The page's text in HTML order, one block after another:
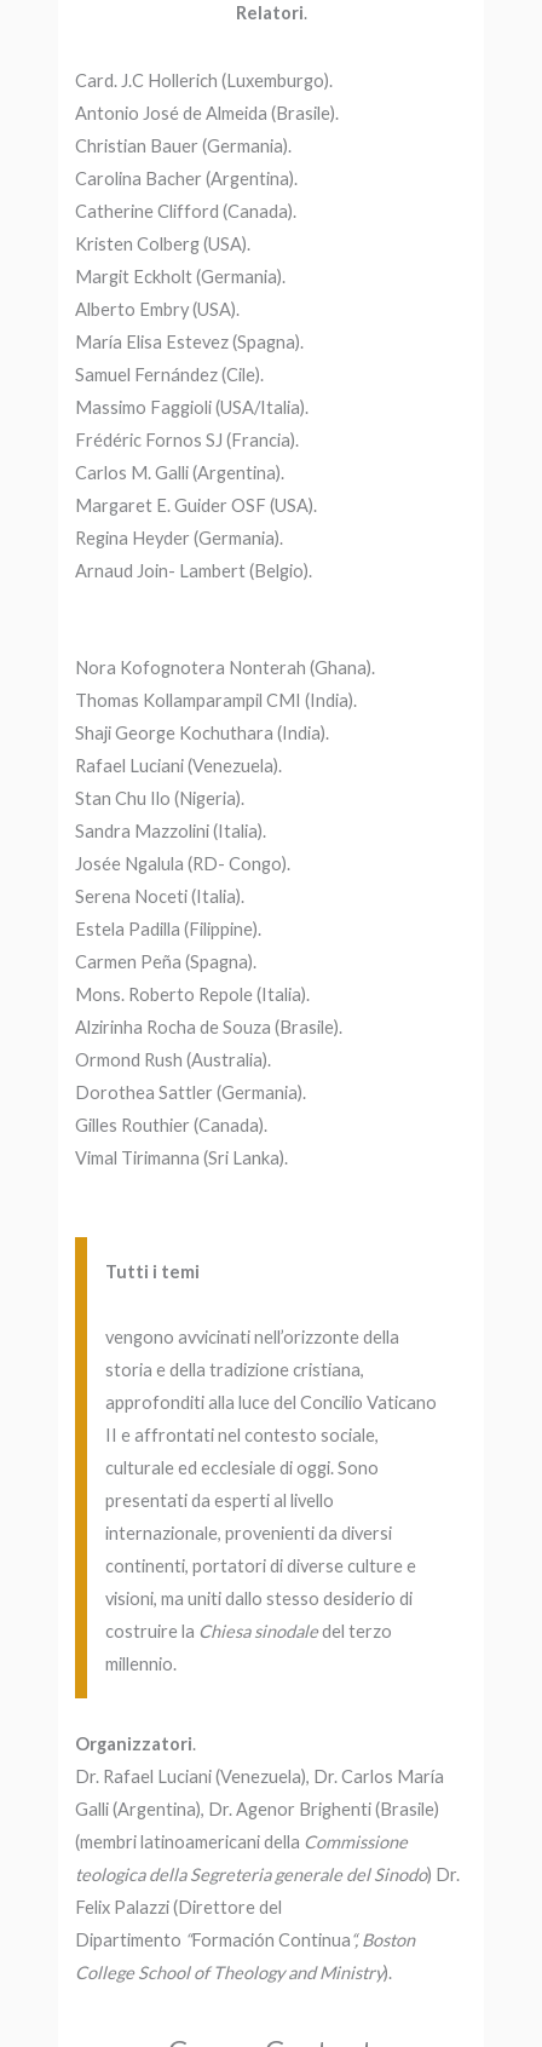
Relatori.
Card. J.C Hollerich (Luxemburgo).
Antonio José de Almeida (Brasile).
Christian Bauer (Germania).
Carolina Bacher (Argentina).
Catherine Clifford (Canada).
Kristen Colberg (USA).
Margit Eckholt (Germania).
Alberto Embry (USA).
María Elisa Estevez (Spagna).
Samuel Fernández (Cile).
Massimo Faggioli (USA/Italia).
Frédéric Fornos SJ (Francia).
Carlos M. Galli (Argentina).
Margaret E. Guider OSF (USA).
Regina Heyder (Germania).
Arnaud Join- Lambert (Belgio).
Nora Kofognotera Nonterah (Ghana).
Thomas Kollamparampil CMI (India).
Shaji George Kochuthara (India).
Rafael Luciani (Venezuela).
Stan Chu Ilo (Nigeria).
Sandra Mazzolini (Italia).
Josée Ngalula (RD- Congo).
Serena Noceti (Italia).
Estela Padilla (Filippine).
Carmen Peña (Spagna).
Mons. Roberto Repole (Italia).
Alzirinha Rocha de Souza (Brasile).
Ormond Rush (Australia).
Dorothea Sattler (Germania).
Gilles Routhier (Canada).
Vimal Tirimanna (Sri Lanka).
Tutti i temi
vengono avvicinati nell’orizzonte della
storia e della tradizione cristiana,
approfonditi alla luce del Concilio Vaticano
II e affrontati nel contesto sociale,
culturale ed ecclesiale di oggi. Sono
presentati da esperti al livello
internazionale, provenienti da diversi
continenti, portatori di diverse culture e
visioni, ma uniti dallo stesso desiderio di
costruire la Chiesa sinodaledel terzo
millennio.
Organizzatori.
Dr. Rafael Luciani (Venezuela), Dr. Carlos María
Galli (Argentina), Dr. Agenor Brighenti (Brasile)
(membri latinoamericani della Commissione
teologica della Segreteria generale del Sinodo) Dr.
Felix Palazzi (Direttore del
Dipartimento “Formación Continua“, Boston
College School of Theology and Ministry).